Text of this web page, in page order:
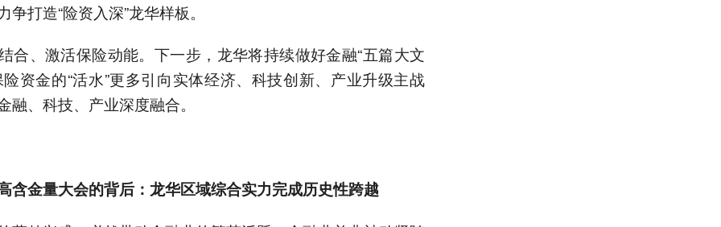
争打造“险资入深”龙华样板。
合、激活保险动能。下一步，龙华将持续做好金融“五篇大文
险资金的“活水”更多引向实体经济、科技创新、产业升级主战
融、科技、产业深度融合。
含金量大会的背后：龙华区域综合实力完成历史性跨越